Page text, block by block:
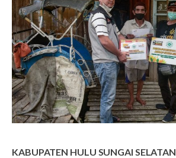
KABUPATEN HULU SUNGAI SELATAN